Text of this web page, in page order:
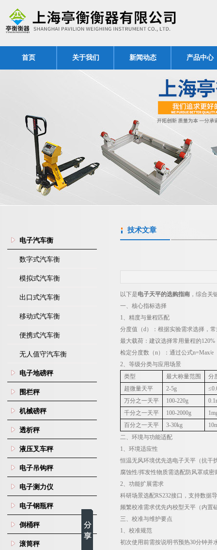
首页 关于我们 新闻动态 产品中心
电子汽车衡
数字式汽车衡
模拟式汽车衡
出口式汽车衡
移动式汽车衡
便携式汽车衡
无人值守汽车衡
电子地磅秤
围栏秤
机械磅秤
透析秤
液压叉车秤
电子吊钩秤
电子测力仪
电子钢瓶秤
倒桶秤
滚筒秤
技术文章
以下是电子天平的选购指南 ，综合关
一、核心指标选择
1、 精度与量程匹配
分度值（d）
：根据实验需求选择，
最大载荷 ：建议选择常用量程的120%
检定分度数（n） ：通过公式n=Max/e
2、 等级分类与应用场景
类型
最大称量范围
分
超微量天平
2-5g
万分之一天平
100-220g
千分之一天平
100-2000g
百分之一天平
3-30kg
二、环境与功能适配
1、 环境适应性
恒温无风环境优先选电子天平（抗干
腐蚀性/挥发性物质需选配防风罩或密
2、 功能扩展需求
科研场景选配RS232接口，支持数据
频繁校准需求优先内校型天平（内置
三、校准与维护要点
1、 校准规范
初次使用前需按说明书预热30分钟并